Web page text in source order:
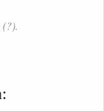
(?).